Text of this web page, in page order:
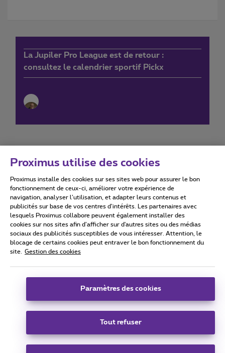
La Jupiler Pro League est de retour :
consultez le calendrier sportif Pickx
Conditions d'utilisation Accessibility statement
Tous droits réservés. © 2026 Proximus
Conditions générales, info consommateur
Coordonnées de l’entreprise
Boulevard du Roi Albert II 27 - B-1030 Bruxelles.
Carrier & Wholesale Solutions
Proximus utilise des cookies
Proximus installe des cookies sur ses sites web pour assurer le bon
fonctionnement de ceux-ci, améliorer votre expérience de
navigation, analyser l’utilisation, et adapter leurs contenus et
publicités sur base de vos centres d’intérêts. Les partenaires avec
lesquels Proximus collabore peuvent également installer des
cookies sur nos sites afin d’afficher sur d'autres sites ou des médias
sociaux des publicités susceptibles de vous intéresser. Attention, le
blocage de certains cookies peut entraver le bon fonctionnement du
site.
Gestion des cookies
Paramètres des cookies
Tout refuser